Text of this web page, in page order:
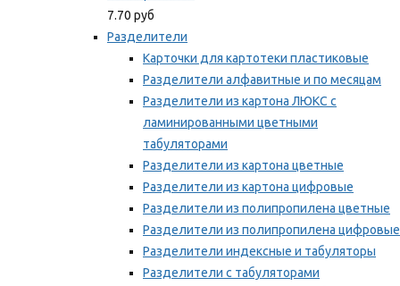
7.70 руб
Разделители
Карточки для картотеки пластиковые
Разделители алфавитные и по месяцам
Разделители из картона ЛЮКС с
ламинированными цветными
табуляторами
Разделители из картона цветные
Разделители из картона цифровые
Разделители из полипропилена цветные
Разделители из полипропилена цифровые
Разделители индексные и табуляторы
Разделители с табуляторами